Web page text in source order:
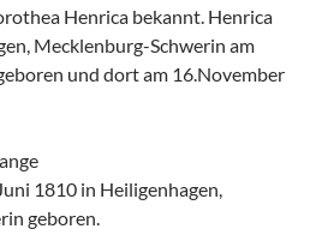
Henrica bekannt. Henrica
Mecklenburg-Schwerin am
und dort am 16.November
1810 in Heiligenhagen,
geboren.